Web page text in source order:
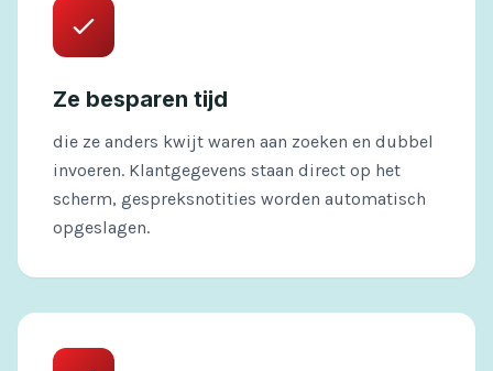
Ze besparen tijd
die ze anders kwijt waren aan zoeken en dubbel
invoeren. Klantgegevens staan direct op het
scherm, gespreksnotities worden automatisch
opgeslagen.